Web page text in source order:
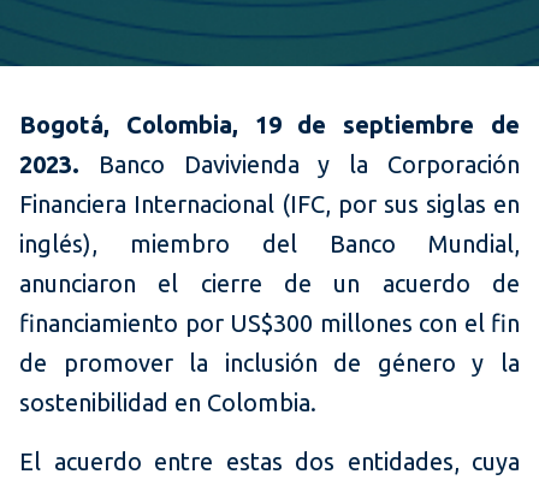
Bogotá, Colombia, 19 de septiembre de
2023. Banco Davivienda y la Corporación
Financiera Internacional (IFC, por sus siglas en
inglés), miembro del Banco Mundial,
anunciaron el cierre de un acuerdo de
financiamiento por US$300 millones con el fin
de promover la inclusión de género y la
sostenibilidad en Colombia.
El acuerdo entre estas dos entidades, cuya